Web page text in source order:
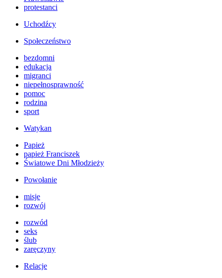
protestanci
Uchodźcy
Społeczeństwo
bezdomni
edukacja
migranci
niepełnosprawność
pomoc
rodzina
sport
Watykan
Papież
papież Franciszek
Światowe Dni Młodzieży
Powołanie
misje
rozwój
rozwód
seks
ślub
zaręczyny
Relacje